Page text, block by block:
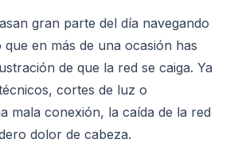
gran parte del día navegando
en más de una ocasión has
de que la red se caiga. Ya
cortes de luz o
mala conexión, la caída de la red
dolor de cabeza.